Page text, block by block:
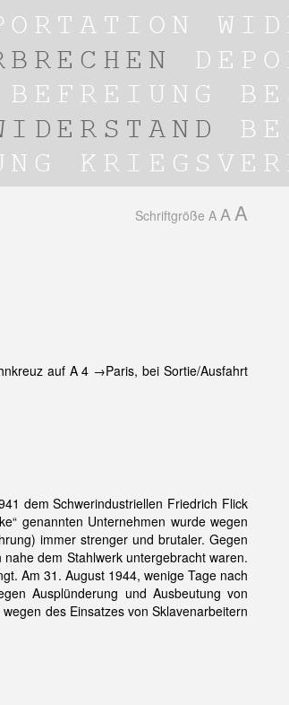
Schriftgröße A A A
auf A 4 →Paris, bei Sortie/Ausfahrt
dem Schwerindustriellen Friedrich Flick
genannten Unternehmen wurde wegen
immer strenger und brutaler. Gegen
dem Stahlwerk untergebracht waren.
Am 31. August 1944, wenige Tage nach
Ausplünderung und Ausbeutung von
des Einsatzes von Sklavenarbeitern